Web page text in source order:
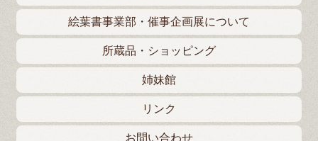
絵葉書事業部・催事企画展について
所蔵品・ショッピング
姉妹館
リンク
お問い合わせ